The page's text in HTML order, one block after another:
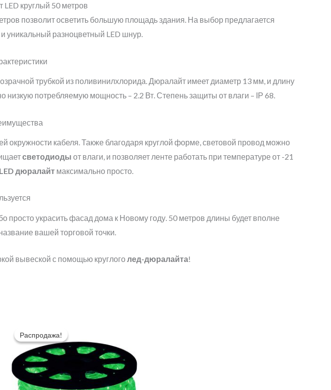
круглый 50 метров
позволит осветить большую площадь здания. На выбор предлагается
уникальный разноцветный LED шнур.
трубкой из поливинилхлорида. Дюралайт имеет диаметр 13 мм, и длину
потребляемую мощность – 2.2 Вт. Степень защиты от влаги – ІР 68.
окружности кабеля. Также благодаря круглой форме, световой провод можно
светодиоды от влаги, и позволяет ленте работать при температуре от -21
LED дюралайтмаксимально просто.
просто украсить фасад дома к Новому году. 50 метров длины будет вполне
вашей торговой точки.
вывеской с помощью круглоголед-дюралайта!
Распродажа!
Распродажа!